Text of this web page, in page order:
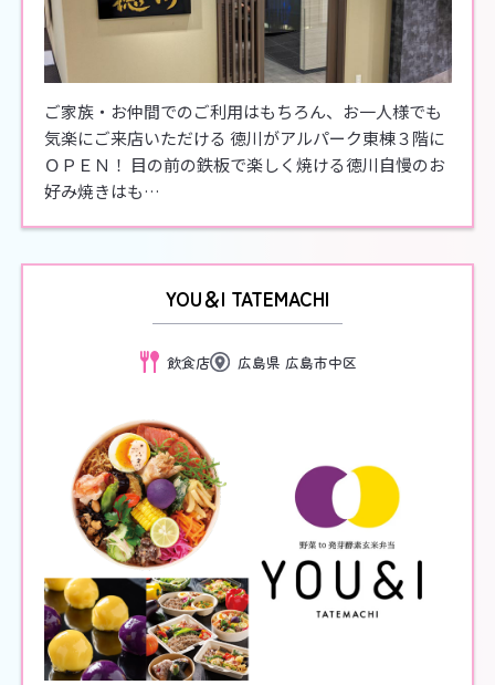
ご家族・お仲間でのご利用はもちろん、お一人様でも
気楽にご来店いただける 徳川がアルパーク東棟３階に
ＯＰＥＮ！ 目の前の鉄板で楽しく焼ける徳川自慢のお
好み焼きはも…
YOU＆I TATEMACHI
飲食店 広島県 広島市中区